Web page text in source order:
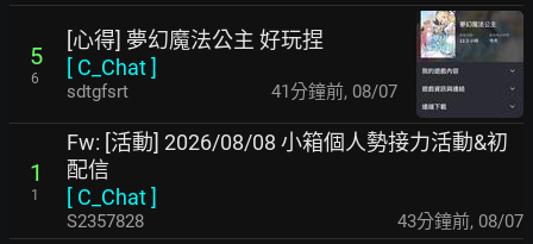
5
6
[心得] 夢幻魔法公主 好玩捏
[ C_Chat]
sdtgfsrt 41分鐘前, 08/07
1
1
Fw: [活動] 2026/08/08 小箱個人勢接力活動&初
配信
[ C_Chat]
S2357828 43分鐘前, 08/07